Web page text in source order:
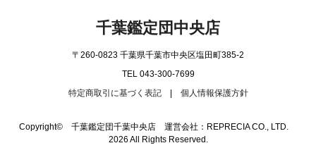
千葉鑑定団中央店
〒260-0823 千葉県千葉市中央区塩田町385-2
TEL 043-300-7699
特定商取引に基づく表記| 個人情報保護方針
Copyright© 千葉鑑定団千葉中央店 運営会社：REPRECIA CO., LTD.
2026 All Rights Reserved.